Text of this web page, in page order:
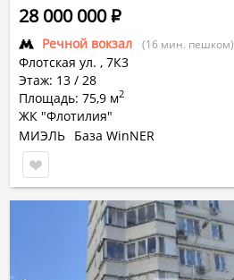
Речной вокзал (16 мин. пешком)
Флотская ул. , 7К3
Этаж: 13 / 28
Площадь: 75,9 м2
ЖК "Флотилия"
28 000 000Р
МИЭЛЬ База WinNER